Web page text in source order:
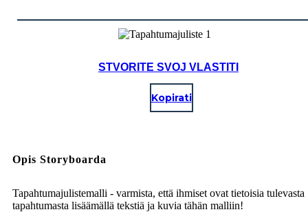
STVORITE SVOJ VLASTITI
Kopirati
Opis Storyboarda
Tapahtumajulistemalli - varmista, että ihmiset ovat tietoisia tulevasta
tapahtumasta lisäämällä tekstiä ja kuvia tähän malliin!